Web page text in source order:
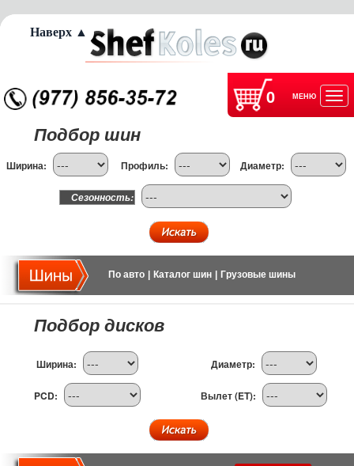
0 МЕНЮ
Подбор шин
Ширина: Профиль: Диаметр:
Сезонность:
По авто Каталог шин Грузовые шины
Подбор дисков
Ширина: Диаметр:
PCD: Вылет (ET):
Наверх ▲